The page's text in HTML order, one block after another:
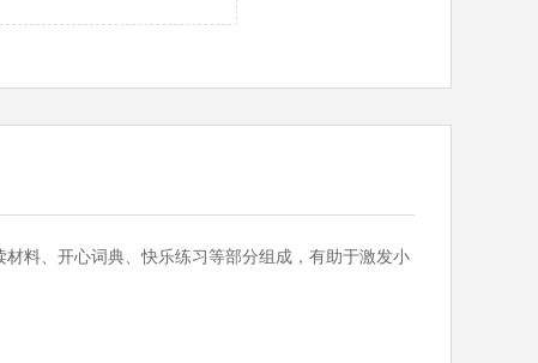
料、开心词典、快乐练习等部分组成，有助于激发小